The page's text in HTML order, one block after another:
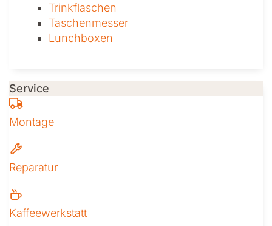
Trinkflaschen
Taschen­messer
Lunchboxen
Service
Montage
Reparatur
Kaffeewerkstatt